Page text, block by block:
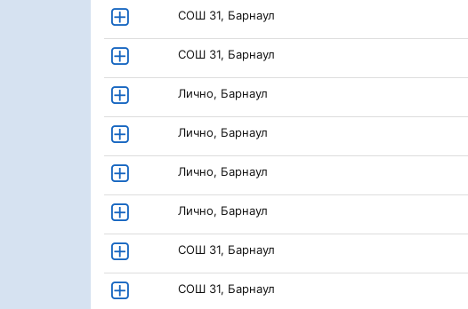
СОШ 31, Барнаул
СОШ 31, Барнаул
Лично, Барнаул
Лично, Барнаул
Лично, Барнаул
Лично, Барнаул
СОШ 31, Барнаул
СОШ 31, Барнаул